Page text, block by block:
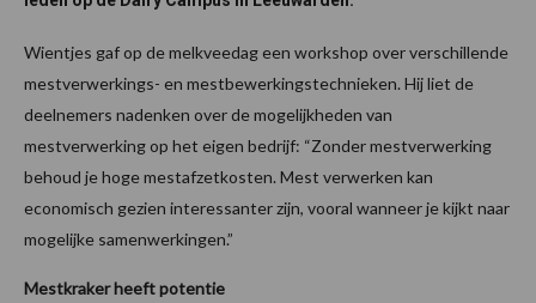
Wientjes gaf op de melkveedag een workshop over verschillende
mestverwerkings- en mestbewerkingstechnieken. Hij liet de
deelnemers nadenken over de mogelijkheden van
mestverwerking op het eigen bedrijf: “Zonder mestverwerking
behoud je hoge mestafzetkosten. Mest verwerken kan
economisch gezien interessanter zijn, vooral wanneer je kijkt naar
mogelijke samenwerkingen.”
Mestkraker heeft potentie